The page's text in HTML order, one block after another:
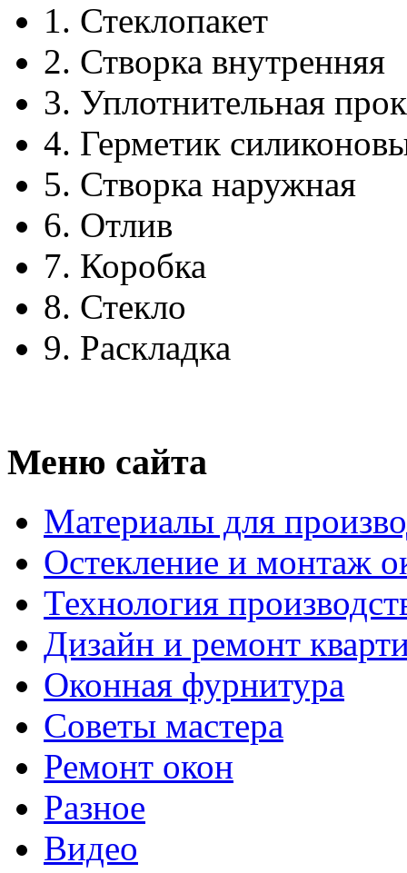
1. Стеклопакет
2. Створка внутренняя
3. Уплотнительная
4. Герметик
5. Створка наружная
6. Отлив
7. Коробка
8. Стекло
9. Раскладка
Меню сайта
Материалы для
Остекление и монтаж
Технология
Дизайн и ремонт
Оконная фурнитура
Советы мастера
Ремонт окон
Разное
Видео